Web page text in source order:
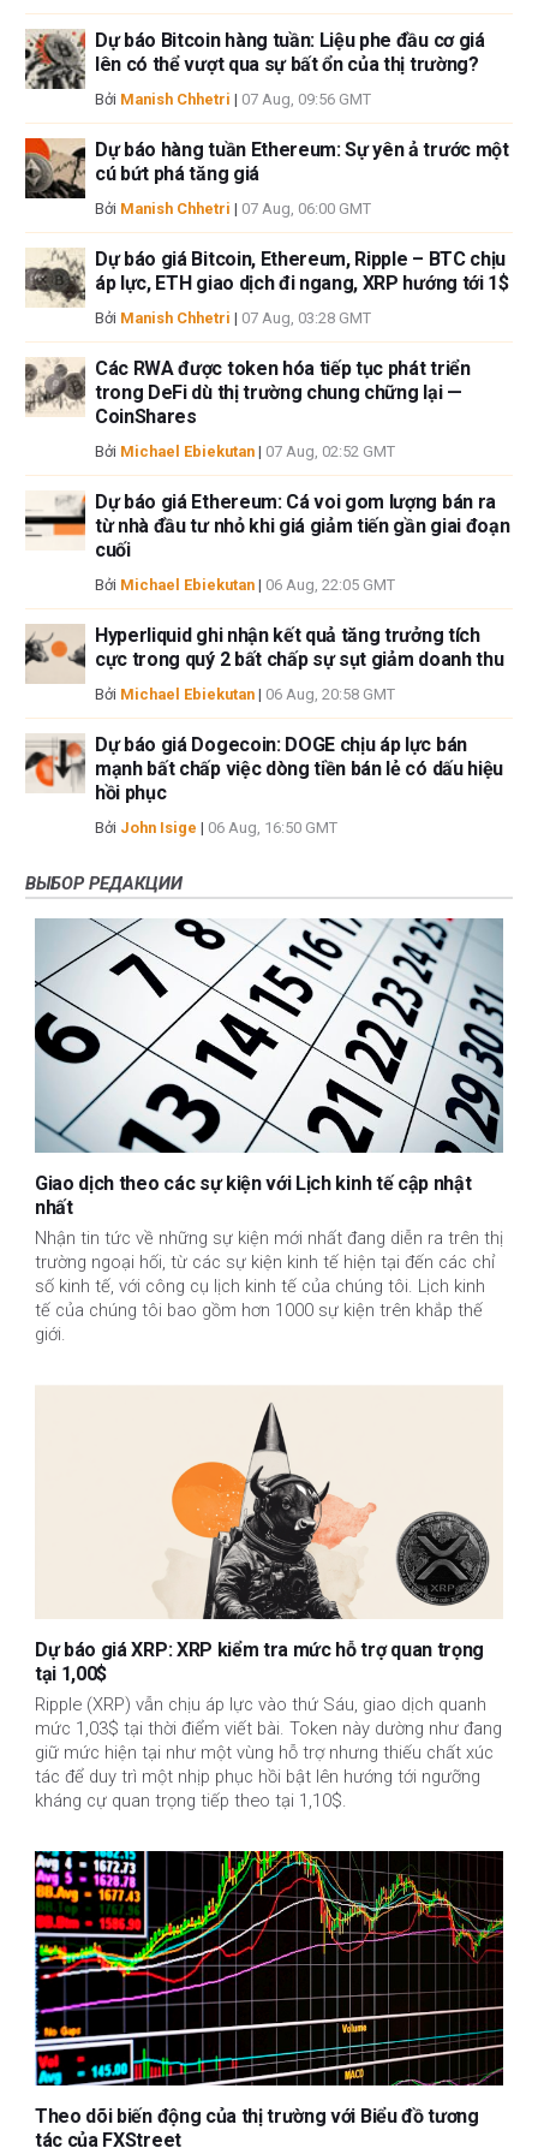
Dự báo Bitcoin hàng tuần: Liệu phe đầu cơ giá
lên có thể vượt qua sự bất ổn của thị trường?
Bởi Manish Chhetri | 07 Aug, 09:56 GMT
Dự báo hàng tuần Ethereum: Sự yên ả trước một
cú bứt phá tăng giá
Bởi Manish Chhetri | 07 Aug, 06:00 GMT
Dự báo giá Bitcoin, Ethereum, Ripple – BTC chịu
áp lực, ETH giao dịch đi ngang, XRP hướng tới 1$
Bởi Manish Chhetri | 07 Aug, 03:28 GMT
Các RWA được token hóa tiếp tục phát triển
trong DeFi dù thị trường chung chững lại —
CoinShares
Bởi Michael Ebiekutan | 07 Aug, 02:52 GMT
Dự báo giá Ethereum: Cá voi gom lượng bán ra
từ nhà đầu tư nhỏ khi giá giảm tiến gần giai đoạn
cuối
Bởi Michael Ebiekutan | 06 Aug, 22:05 GMT
Hyperliquid ghi nhận kết quả tăng trưởng tích
cực trong quý 2 bất chấp sự sụt giảm doanh thu
Bởi Michael Ebiekutan | 06 Aug, 20:58 GMT
Dự báo giá Dogecoin: DOGE chịu áp lực bán
mạnh bất chấp việc dòng tiền bán lẻ có dấu hiệu
hồi phục
Bởi John Isige | 06 Aug, 16:50 GMT
ВЫБОР РЕДАКЦИИ
Giao dịch theo các sự kiện với Lịch kinh tế cập nhật
nhất
Nhận tin tức về những sự kiện mới nhất đang diễn ra trên thị
trường ngoại hối, từ các sự kiện kinh tế hiện tại đến các chỉ
số kinh tế, với công cụ lịch kinh tế của chúng tôi. Lịch kinh
tế của chúng tôi bao gồm hơn 1000 sự kiện trên khắp thế
giới.
Dự báo giá XRP: XRP kiểm tra mức hỗ trợ quan trọng
tại 1,00$
Ripple (XRP) vẫn chịu áp lực vào thứ Sáu, giao dịch quanh
mức 1,03$ tại thời điểm viết bài. Token này dường như đang
giữ mức hiện tại như một vùng hỗ trợ nhưng thiếu chất xúc
tác để duy trì một nhịp phục hồi bật lên hướng tới ngưỡng
kháng cự quan trọng tiếp theo tại 1,10$.
Theo dõi biến động của thị trường với Biểu đồ tương
tác của FXStreet